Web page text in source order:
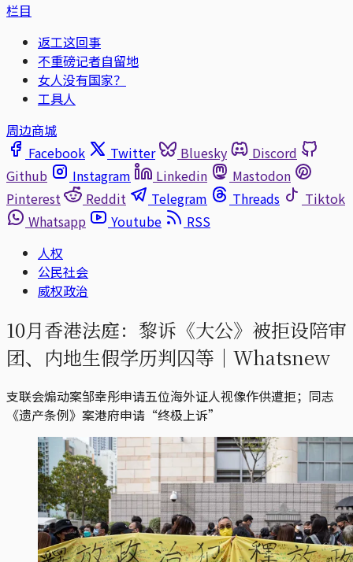
栏目
返工这回事
不重磅记者自留地
女人没有国家？
工具人
周边商城
Facebook
Twitter Bluesky
Discord
Github
Instagram Linkedin
Mastodon
Pinterest
Reddit Telegram Threads
Tiktok
Whatsapp
Youtube
RSS
人权
公民社会
威权政治
10月香港法庭：黎诉《大公》被拒设陪审
团、内地生假学历判囚等｜Whatsnew
支联会煽动案邹幸彤申请五位海外证人视像作供遭拒；同志
《遗产条例》案港府申请“终极上诉”